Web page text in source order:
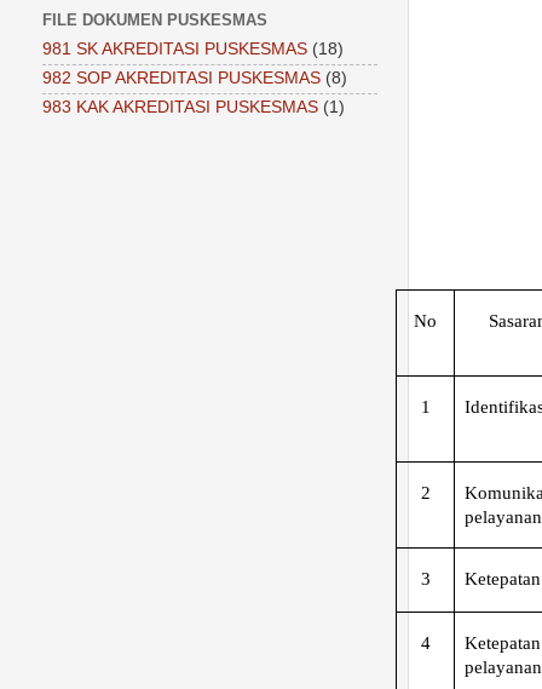
No
1
2
pelayanan
3 Ketepatan
4
Ketepatan
FILE DOKUMEN PUSKESMAS
981 SK AKREDITASI PUSKESMAS (18)
982 SOP AKREDITASI PUSKESMAS (8)
983 KAK AKREDITASI PUSKESMAS (1)